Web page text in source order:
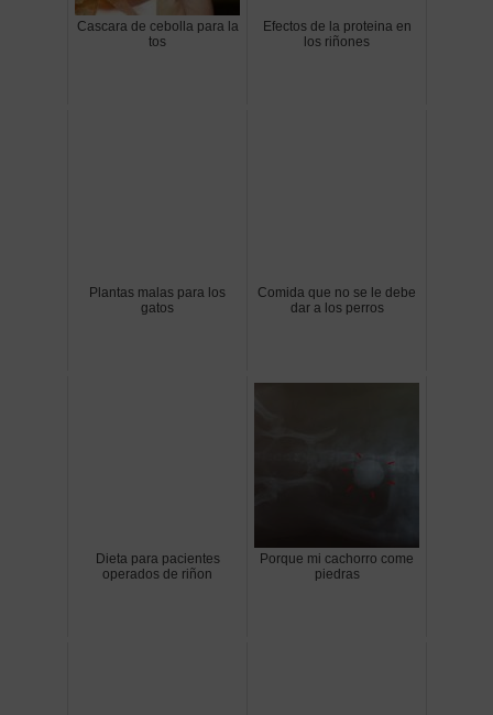
Cascara de cebolla para la
tos
Efectos de la proteina en
los riñones
Plantas malas para los
gatos
Comida que no se le debe
dar a los perros
Dieta para pacientes
operados de riñon
Porque mi cachorro come
piedras